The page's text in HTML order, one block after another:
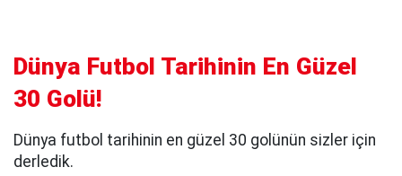
Dünya Futbol Tarihinin En Güzel
30 Golü!
Dünya futbol tarihinin en güzel 30 golünün sizler için
derledik.